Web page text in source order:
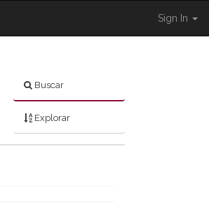
Sign In
Buscar
Explorar